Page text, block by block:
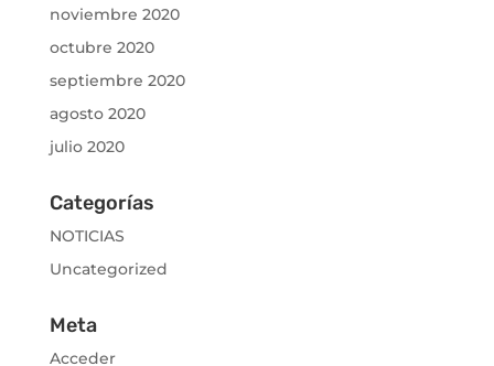
noviembre 2020
octubre 2020
septiembre 2020
agosto 2020
julio 2020
Categorías
NOTICIAS
Uncategorized
Meta
Acceder